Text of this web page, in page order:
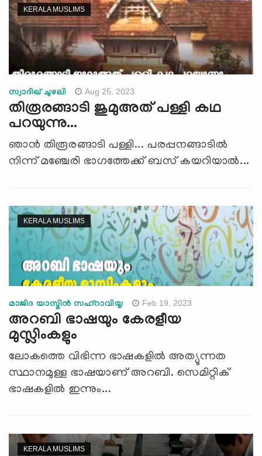
KERALA MUSLIMS
സ്വാദിഖ് ചുഴലി Aug 25, 2023
തിരൂരങ്ങാടി ജുമുഅത് പള്ളി കഥ
പറയുന്നു...
ഞാന്‍ തിരൂരങ്ങാടി പള്ളി... പരപ്പനങ്ങാടിൽ
നിന്ന് മ‍ഞ്ചേരി ഭാഗത്തേക്ക് ബസ് കയറിയാൽ...
KERALA MUSLIMS
മാജിദ യാസ്മിന്‍ സഹ്റാവിയ്യ Feb 19, 2023
അറബി ഭാഷയും കേരളീയ
മുസ്ലിംകളും
ലോകത്തെ വിഭിന്ന ഭാഷകളിൽ അത്യുന്നത
സ്ഥാനമുള്ള ഭാഷയാണ് അറബി. സെമിറ്റിക്
ഭാഷകളിൽ ഇന്നും...
KERALA MUSLIMS